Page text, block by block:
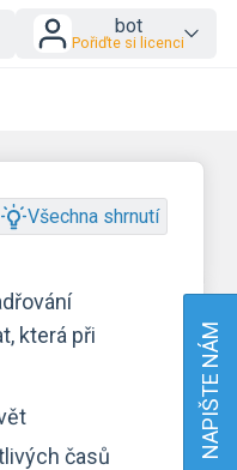
bot
Pořiďte si licenci
Všechna shrnutí
která při
časů
NAPIŠTE NÁM